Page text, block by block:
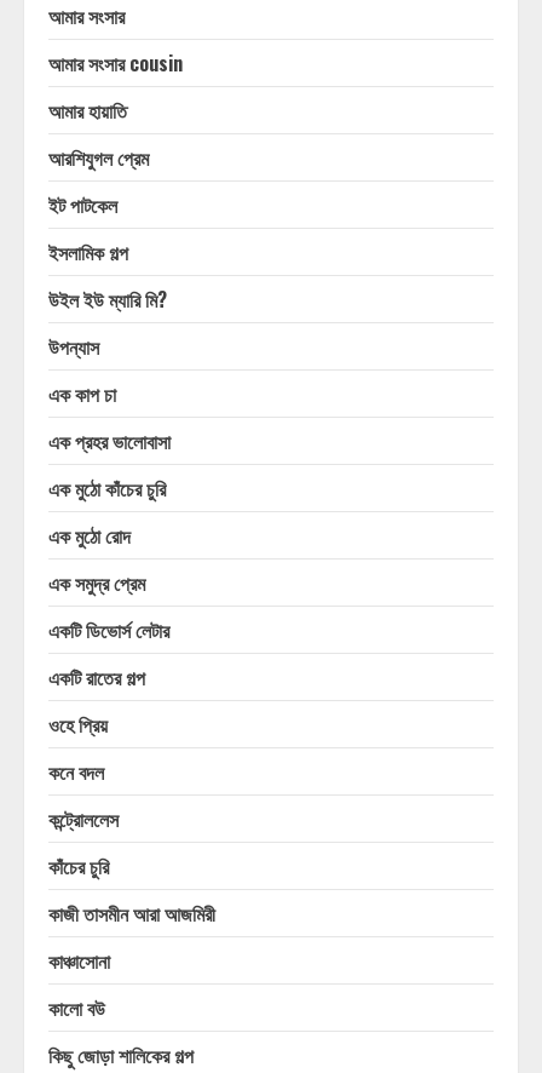
আমার সংসার
আমার সংসার cousin
আমার হায়াতি
আরশিযুগল প্রেম
ইট পাটকেল
ইসলামিক গল্প
উইল ইউ ম্যারি মি?
উপন্যাস
এক কাপ চা
এক প্রহর ভালোবাসা
এক মুঠো কাঁচের চুরি
এক মুঠো রোদ
এক সমুদ্র প্রেম
একটি ডিভোর্স লেটার
একটি রাতের গল্প
ওহে প্রিয়
কনে বদল
কন্ট্রোললেস
কাঁচের চুরি
কাজী তাসমীন আরা আজমিরী
কাঞ্চাসোনা
কালো বউ
কিছু জোড়া শালিকের গল্প